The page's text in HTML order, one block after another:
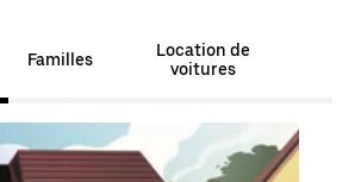
Familles
Location de
voitures